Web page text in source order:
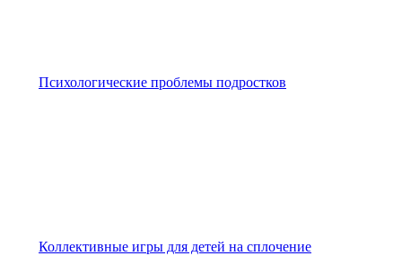
Психологические проблемы подростков
Коллективные игры для детей на сплочение